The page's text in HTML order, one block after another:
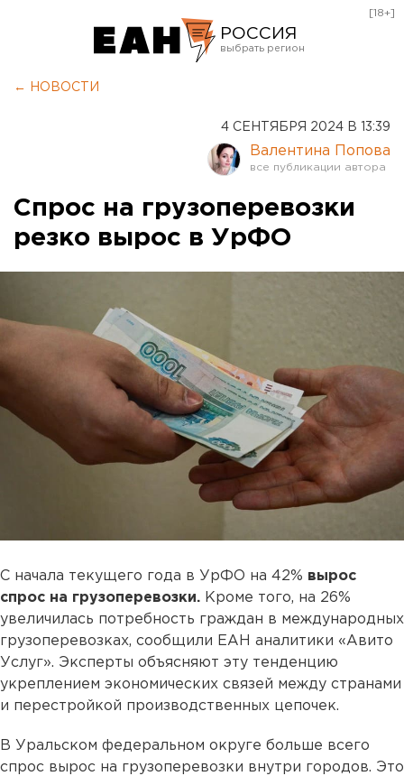
РОССИЯ
Курган
Оренбург
[18+]
← НОВОСТИ
4 СЕНТЯБРЯ 2024 В 13:39
Валентина Попова
Спрос на грузоперевозки
резко вырос в УрФО
С начала текущего года в УрФО на 42% вырос
спрос на грузоперевозки. Кроме того, на 26%
увеличилась потребность граждан в международных
грузоперевозках, сообщили ЕАН аналитики «Авито
Услуг». Эксперты объясняют эту тенденцию
укреплением экономических связей между странами
и перестройкой производственных цепочек.
В Уральском федеральном округе больше всего
спрос вырос на грузоперевозки внутри городов. Это